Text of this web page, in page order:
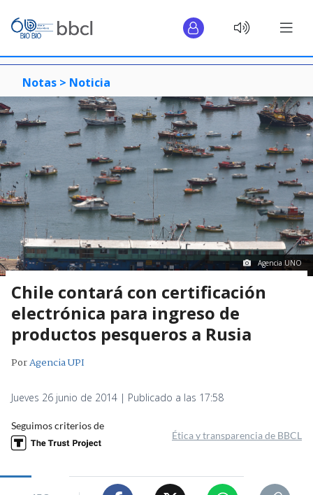
Notas > Noticia
Agencia UNO
Chile contará con certificación
electrónica para ingreso de
productos pesqueros a Rusia
PorAgencia UPI
Jueves 26 junio de 2014 | Publicado a las 17:58
Seguimos criterios de
Ética y transparencia de BBCL